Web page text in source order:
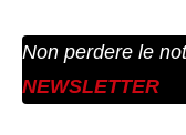
Non perdere le
NEWSLETTER